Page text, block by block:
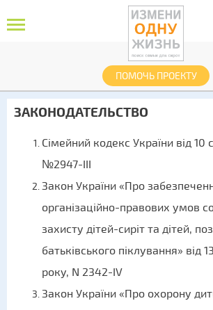
ПОМОЧЬ ПРОЕКТУ
ЗАКОНОДАТЕЛЬСТВО
Сімейний кодекс України від 10
№2947-III
Закон України «Про
організаційно-правових умов
захисту дітей-сиріт та дітей,
батьківського піклування» від
року, N 2342-IV
Закон України «Про охорону